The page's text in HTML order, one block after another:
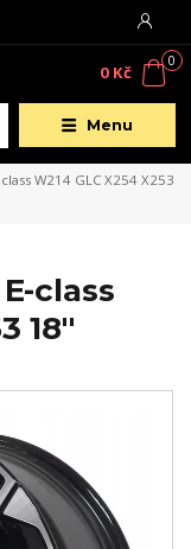
Menu
0
0 Kč
W214 GLC X254 X253
class
18"